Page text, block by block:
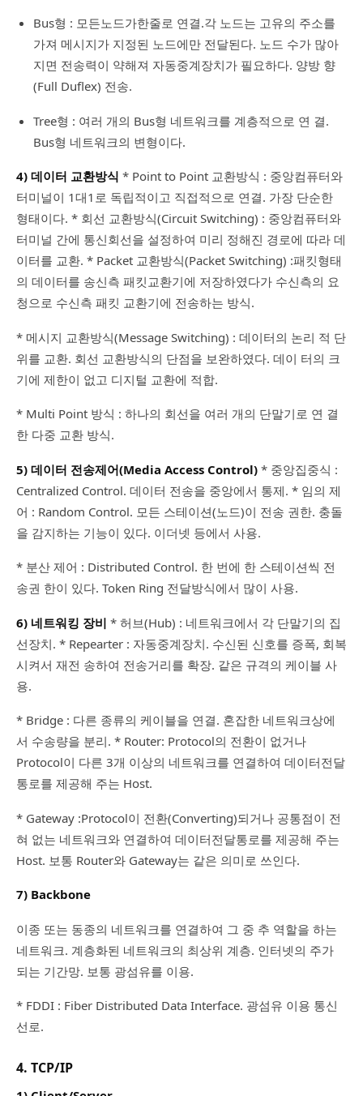
Bus형 : 모든노드가한줄로 연결.각 노드는 고유의 주소를
가져 메시지가 지정된 노드에만 전달된다. 노드 수가 많아
지면 전송력이 약해져 자동중계장치가 필요하다. 양방 향
(Full Duflex) 전송.
Tree형 : 여러 개의 Bus형 네트워크를 계층적으로 연 결.
Bus형 네트워크의 변형이다.
4) 데이터 교환방식 * Point to Point 교환방식 : 중앙컴퓨터와
터미널이 1대1로 독립적이고 직접적으로 연결. 가장 단순한
형태이다. * 회선 교환방식(Circuit Switching) : 중앙컴퓨터와
터미널 간에 통신회선을 설정하여 미리 정해진 경로에 따라 데
이터를 교환. * Packet 교환방식(Packet Switching) :패킷형태
의 데이터를 송신측 패킷교환기에 저장하였다가 수신측의 요
청으로 수신측 패킷 교환기에 전송하는 방식.
* 메시지 교환방식(Message Switching) : 데이터의 논리 적 단
위를 교환. 회선 교환방식의 단점을 보완하였다. 데이 터의 크
기에 제한이 없고 디지털 교환에 적합.
* Multi Point 방식 : 하나의 회선을 여러 개의 단말기로 연 결
한 다중 교환 방식.
5) 데이터 전송제어(Media Access Control) * 중앙집중식 :
Centralized Control. 데이터 전송을 중앙에서 통제. * 임의 제
어 : Random Control. 모든 스테이션(노드)이 전송 권한. 충돌
을 감지하는 기능이 있다. 이더넷 등에서 사용.
* 분산 제어 : Distributed Control. 한 번에 한 스테이션씩 전
송권 한이 있다. Token Ring 전달방식에서 많이 사용.
6) 네트워킹 장비 * 허브(Hub) : 네트워크에서 각 단말기의 집
선장치. * Repearter : 자동중계장치. 수신된 신호를 증폭, 회복
시켜서 재전 송하여 전송거리를 확장. 같은 규격의 케이블 사
용.
* Bridge : 다른 종류의 케이블을 연결. 혼잡한 네트워크상에
서 수송량을 분리. * Router: Protocol의 전환이 없거나
Protocol이 다른 3개 이상의 네트워크를 연결하여 데이터전달
통로를 제공해 주는 Host.
* Gateway :Protocol이 전환(Converting)되거나 공통점이 전
혀 없는 네트워크와 연결하여 데이터전달통로를 제공해 주는
Host. 보통 Router와 Gateway는 같은 의미로 쓰인다.
7) Backbone
이종 또는 동종의 네트워크를 연결하여 그 중 추 역할을 하는
네트워크. 계층화된 네트워크의 최상위 계층. 인터넷의 주가
되는 기간망. 보통 광섬유를 이용.
* FDDI : Fiber Distributed Data Interface. 광섬유 이용 통신
선로.
4. TCP/IP